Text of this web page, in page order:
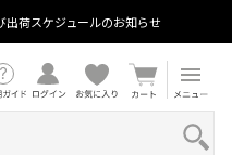
出荷スケジュールのお知らせ